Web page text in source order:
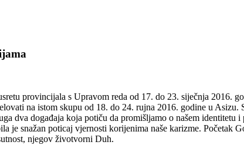
provincijala s Upravom reda od 17. do 23. siječnja 2016.
na istom skupu od 18. do 24. rujna 2016. godine u
dva događaja koja potiču da promišljamo o našem
je snažan poticaj vjernosti korijenima naše karizme. Početak
njegov životvorni Duh.